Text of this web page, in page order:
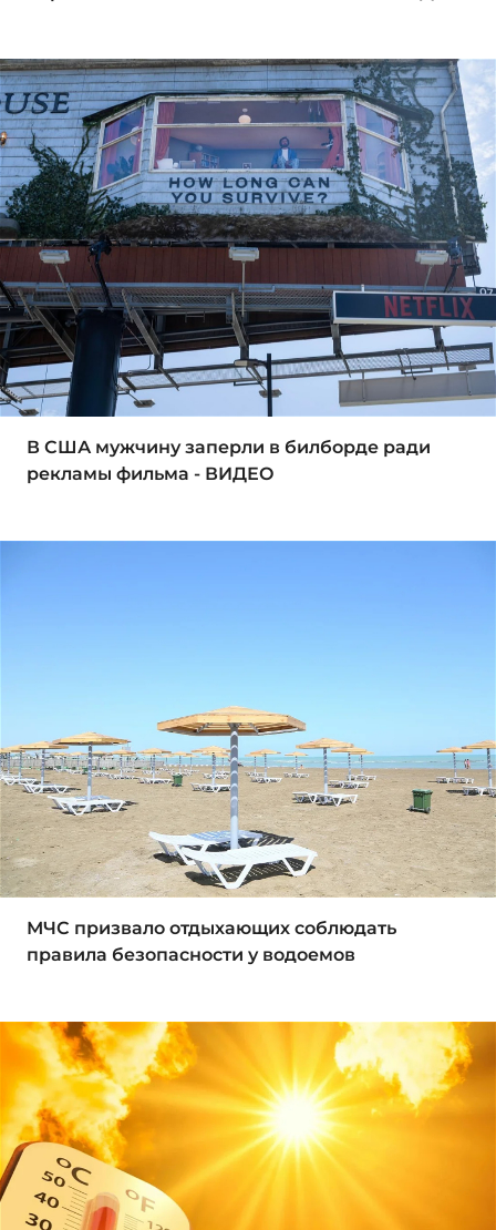
В США мужчину заперли в билборде ради
рекламы фильма - ВИДЕО
МЧС призвало отдыхающих соблюдать
правила безопасности у водоемов